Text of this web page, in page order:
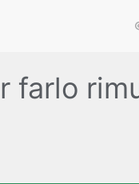
farlo